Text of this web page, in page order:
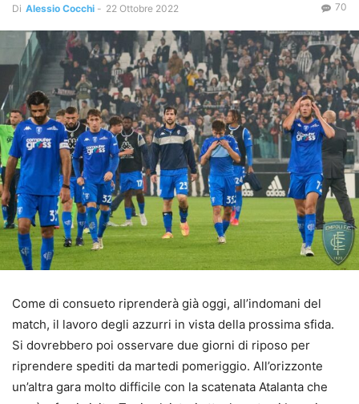
Di Alessio Cocchi - 22 Ottobre 2022 70
Come di consueto riprenderà già oggi, all’indomani del
match, il lavoro degli azzurri in vista della prossima sfida.
Si dovrebbero poi osservare due giorni di riposo per
riprendere spediti da martedi pomeriggio. All’orizzonte
un’altra gara molto difficile con la scatenata Atalanta che